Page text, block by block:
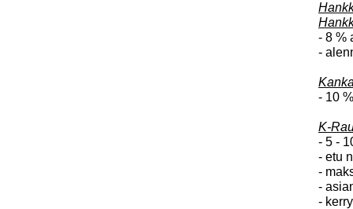
- 8 %
-
- 10
K-
- 5 -
- etu
-
-
-